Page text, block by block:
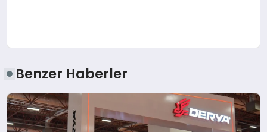
Benzer Haberler